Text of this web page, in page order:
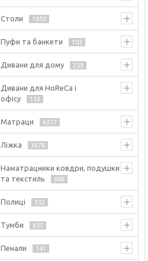
Столи 1859
Пуфи та банкети 103
Дивани для дому 259
Дивани для HoReCa і
офісу
133
Матраци 6377
Ліжка 3676
Наматрацники ковдри, подушки
та текстиль
688
Полиці 332
Тумби 655
Пенали 141